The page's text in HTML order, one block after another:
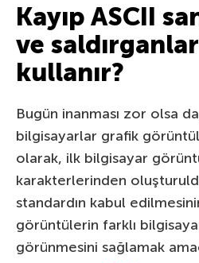
Kayıp ASCII
ve
kullanır?
Bugün inanması zor olsa
bilgisayarlar grafik
olarak, ilk bilgisayar
karakterlerinden
standardın kabul
görüntülerin farklı
görünmesini sağlamak